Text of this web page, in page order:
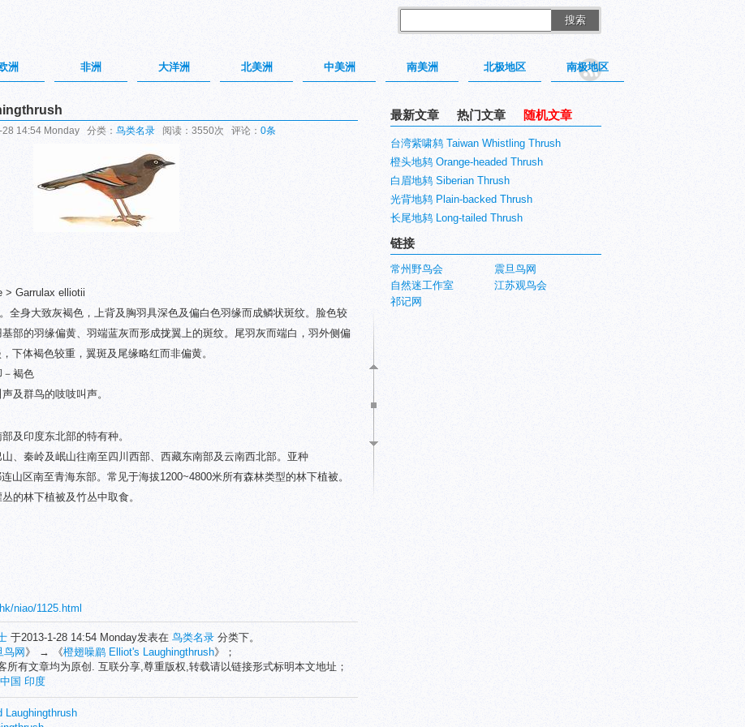
搜索
欧洲 非洲 大洋洲 北美洲 中美洲 南美洲 北极地区 南极地区
14:54 Monday 分类： 鸟类名录 阅读：3550次 评论： 0条
> Garrulax elliotii
全身大致灰褐色，上背及胸羽具深色及偏白色羽缘而成鳞状斑纹。脸色较
部的羽缘偏黄、羽端蓝灰而形成拢翼上的斑纹。尾羽灰而端白，羽外侧偏
下体褐色较重，翼斑及尾缘略红而非偏黄。
－褐色
及群鸟的吱吱叫声。
及印度东北部的特有种。
、秦岭及岷山往南至四川西部、西藏东南部及云南西北部。亚种
山区南至青海东部。常见于海拔1200~4800米所有森林类型的林下植被。
的林下植被及竹丛中取食。
niao/1125.html
于2013-1-28 14:54 Monday发表在 鸟类名录 分类下。
鸟网 》 → 《橙翅噪鹛 Elliot's Laughingthrush》；
所有文章均为原创. 互联分享,尊重版权,转载请以链接形式标明本文地址；
中国 印度
Laughingthrush
最新文章 热门文章 随机文章
台湾紫啸鸫 Taiwan Whistling Thrush
橙头地鸫 Orange-headed Thrush
白眉地鸫 Siberian Thrush
光背地鸫 Plain-backed Thrush
长尾地鸫 Long-tailed Thrush
链接
常州野鸟会
震旦鸟网
自然迷工作室
江苏观鸟会
祁记网